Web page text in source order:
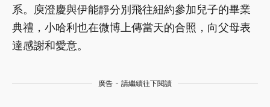
系。庾澄慶與伊能靜分別飛往紐約參加兒子的畢業
典禮，小哈利也在微博上傳當天的合照，向父母表
達感謝和愛意。
廣告 - 請繼續往下閱讀